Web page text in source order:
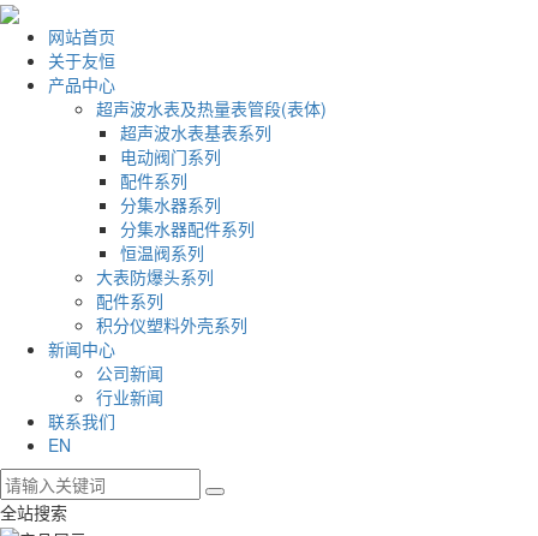
网站首页
关于友恒
产品中心
超声波水表及热量表管段(表体)
超声波水表基表系列
电动阀门系列
配件系列
分集水器系列
分集水器配件系列
恒温阀系列
大表防爆头系列
配件系列
积分仪塑料外壳系列
新闻中心
公司新闻
行业新闻
联系我们
EN
全站搜索